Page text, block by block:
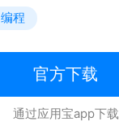
编程
官方下载
通过应用宝app下载